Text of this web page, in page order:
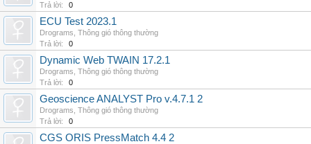
Trả lời:
0
ECU Test 2023.1
Drograms Thông gió thông thường
Trả lời:
0
Dynamic Web TWAIN 17.2.1
Drograms Thông gió thông thường
Trả lời:
0
Geoscience ANALYST Pro v.4.7.1 2
Drograms Thông gió thông thường
Trả lời:
0
CGS ORIS PressMatch 4.4 2